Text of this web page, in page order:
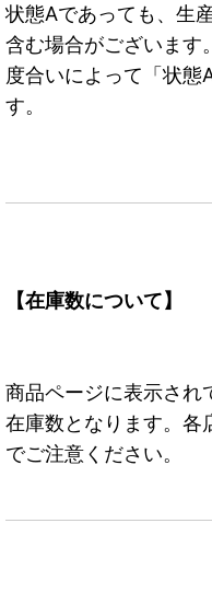
状態Aであっても、生
含む場合がございます
度合いによって「状態
す。
【在庫数について】
商品ページに表示され
在庫数となります。各
でご注意ください。